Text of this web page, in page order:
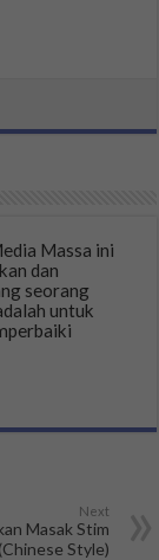
Massa ini
dan
seorang
untuk
Next
Masak Stim
(Chinese Style)